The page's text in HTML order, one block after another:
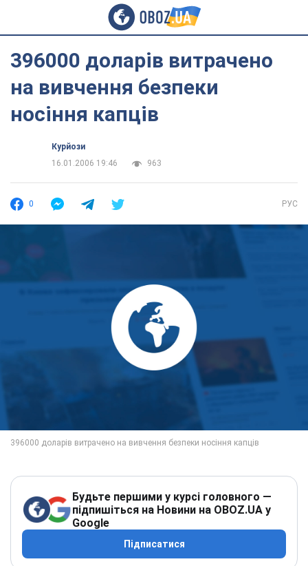
396000 доларів витрачено
на вивчення безпеки
носіння капців
Курйози
16.01.2006 19:46
963
0 РУС
Будьте першими у курсі головного —
підпишіться на Новини на OBOZ.UA у
Google
Підписатися